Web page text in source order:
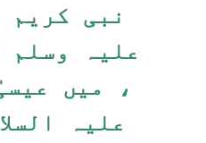
نبی کریم
علیہ وسلم
، میں
علیہ